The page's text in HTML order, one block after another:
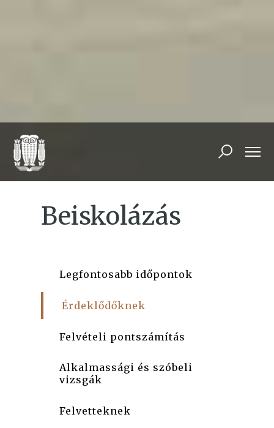
Beiskolázás
Legfontosabb időpontok
Érdeklődőknek
Felvételi pontszámítás
Alkalmassági és szóbeli
vizsgák
Felvetteknek